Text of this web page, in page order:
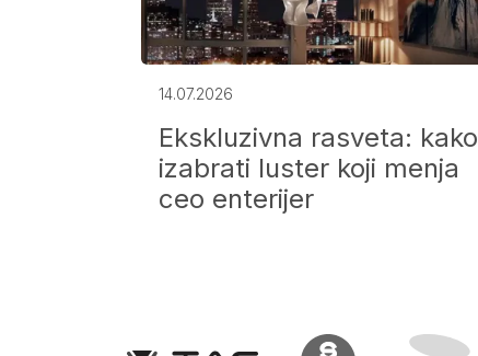
14.07.2026
Ekskluzivna rasveta: kako
izabrati luster koji menja
ceo enterijer